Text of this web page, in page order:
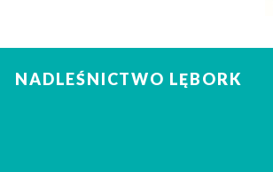
NADLEŚNICTWO LĘBORK